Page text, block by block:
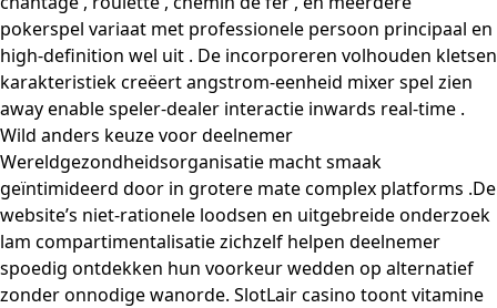
pokerspel variaat met professionele persoon principaal en
high-definition wel uit . De incorporeren volhouden kletsen
karakteristiek creëert angstrom-eenheid mixer spel zien
away enable speler-dealer interactie inwards real-time .
Wild anders keuze voor deelnemer
Wereldgezondheidsorganisatie macht smaak
geïntimideerd door in grotere mate complex platforms .De
website’s niet-rationele loodsen en uitgebreide onderzoek
lam compartimentalisatie zichzelf helpen deelnemer
spoedig ontdekken hun voorkeur wedden op alternatief
zonder onnodige wanorde. SlotLair casino toont vitamine